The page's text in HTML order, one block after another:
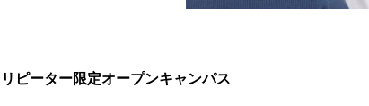
リピーター限定オープンキャンパス